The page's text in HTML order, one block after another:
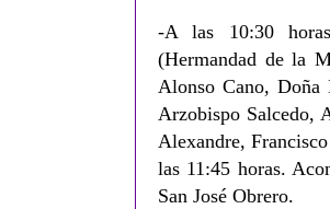
-A las 10:30
(Hermandad de la
Alonso Cano,
Arzobispo Salcedo,
Alexandre,
las 11:45 horas.
San José Obrero.